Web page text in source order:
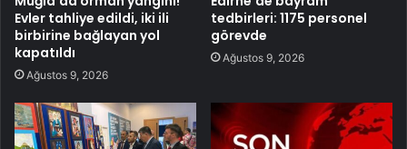
Evler tahliye edildi, iki ili
birbirine bağlayan yol
kapatıldı
Ağustos 9, 2026
tedbirleri: 1175 personel
görevde
Ağustos 9, 2026